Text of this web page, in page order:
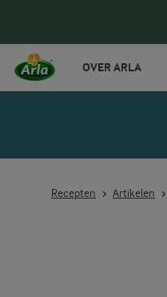
OVER ARLA
Recepten Artikelen